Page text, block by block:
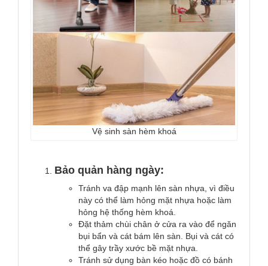
Vệ sinh sàn hèm khoá
Bảo quản hàng ngày:
Tránh va đập mạnh lên sàn nhựa, vì điều
này có thể làm hỏng mặt nhựa hoặc làm
hỏng hệ thống hèm khoá.
Đặt thảm chùi chân ở cửa ra vào để ngăn
bụi bẩn và cát bám lên sàn. Bụi và cát có
thể gây trầy xước bề mặt nhựa.
Tránh sử dụng bàn kéo hoặc đồ có bánh